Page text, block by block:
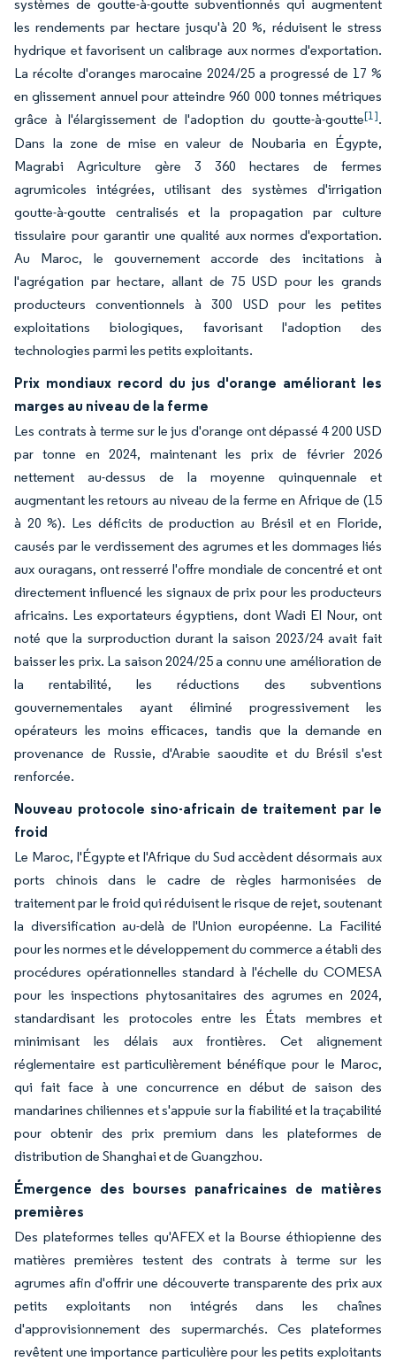
systèmes de goutte-à-goutte subventionnés qui augmentent
les rendements par hectare jusqu'à 20 %, réduisent le stress
hydrique et favorisent un calibrage aux normes d'exportation.
La récolte d'oranges marocaine 2024/25 a progressé de 17 %
en glissement annuel pour atteindre 960 000 tonnes métriques
grâce à l'élargissement de l'adoption du goutte-à-goutte[1].
Dans la zone de mise en valeur de Noubaria en Égypte,
Magrabi Agriculture gère 3 360 hectares de fermes
agrumicoles intégrées, utilisant des systèmes d'irrigation
goutte-à-goutte centralisés et la propagation par culture
tissulaire pour garantir une qualité aux normes d'exportation.
Au Maroc, le gouvernement accorde des incitations à
l'agrégation par hectare, allant de 75 USD pour les grands
producteurs conventionnels à 300 USD pour les petites
exploitations biologiques, favorisant l'adoption des
technologies parmi les petits exploitants.
Prix mondiaux record du jus d'orange améliorant les
marges au niveau de la ferme
Les contrats à terme sur le jus d'orange ont dépassé 4 200 USD
par tonne en 2024, maintenant les prix de février 2026
nettement au-dessus de la moyenne quinquennale et
augmentant les retours au niveau de la ferme en Afrique de (15
à 20 %). Les déficits de production au Brésil et en Floride,
causés par le verdissement des agrumes et les dommages liés
aux ouragans, ont resserré l'offre mondiale de concentré et ont
directement influencé les signaux de prix pour les producteurs
africains. Les exportateurs égyptiens, dont Wadi El Nour, ont
noté que la surproduction durant la saison 2023/24 avait fait
baisser les prix. La saison 2024/25 a connu une amélioration de
la rentabilité, les réductions des subventions
gouvernementales ayant éliminé progressivement les
opérateurs les moins efficaces, tandis que la demande en
provenance de Russie, d'Arabie saoudite et du Brésil s'est
renforcée.
Nouveau protocole sino-africain de traitement par le
froid
Le Maroc, l'Égypte et l'Afrique du Sud accèdent désormais aux
ports chinois dans le cadre de règles harmonisées de
traitement par le froid qui réduisent le risque de rejet, soutenant
la diversification au-delà de l'Union européenne. La Facilité
pour les normes et le développement du commerce a établi des
procédures opérationnelles standard à l'échelle du COMESA
pour les inspections phytosanitaires des agrumes en 2024,
standardisant les protocoles entre les États membres et
minimisant les délais aux frontières. Cet alignement
réglementaire est particulièrement bénéfique pour le Maroc,
qui fait face à une concurrence en début de saison des
mandarines chiliennes et s'appuie sur la fiabilité et la traçabilité
pour obtenir des prix premium dans les plateformes de
distribution de Shanghai et de Guangzhou.
Émergence des bourses panafricaines de matières
premières
Des plateformes telles qu'AFEX et la Bourse éthiopienne des
matières premières testent des contrats à terme sur les
agrumes afin d'offrir une découverte transparente des prix aux
petits exploitants non intégrés dans les chaînes
d'approvisionnement des supermarchés. Ces plateformes
revêtent une importance particulière pour les petits exploitants